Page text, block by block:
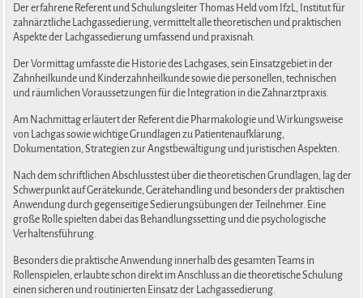
Der erfahrene Referent und Schulungsleiter Thomas Held vom IfzL, Institut für
zahnärztliche Lachgassedierung, vermittelt alle theoretischen und praktischen
Aspekte der Lachgassedierung umfassend und praxisnah.
Der Vormittag umfasste die Historie des Lachgases, sein Einsatzgebiet in der
Zahnheilkunde und Kinderzahnheilkunde sowie die personellen, technischen
und räumlichen Voraussetzungen für die Integration in die Zahnarztpraxis.
Am Nachmittag erläutert der Referent die Pharmakologie und Wirkungsweise
von Lachgas sowie wichtige Grundlagen zu Patientenaufklärung,
Dokumentation, Strategien zur Angstbewältigung und juristischen Aspekten.
Nach dem schriftlichen Abschlusstest über die theoretischen Grundlagen, lag der
Schwerpunkt auf Gerätekunde, Gerätehandling und besonders der praktischen
Anwendung durch gegenseitige Sedierungsübungen der Teilnehmer. Eine
große Rolle spielten dabei das Behandlungssetting und die psychologische
Verhaltensführung.
Besonders die praktische Anwendung innerhalb des gesamten Teams in
Rollenspielen, erlaubte schon direkt im Anschluss an die theoretische Schulung
einen sicheren und routinierten Einsatz der Lachgassedierung.